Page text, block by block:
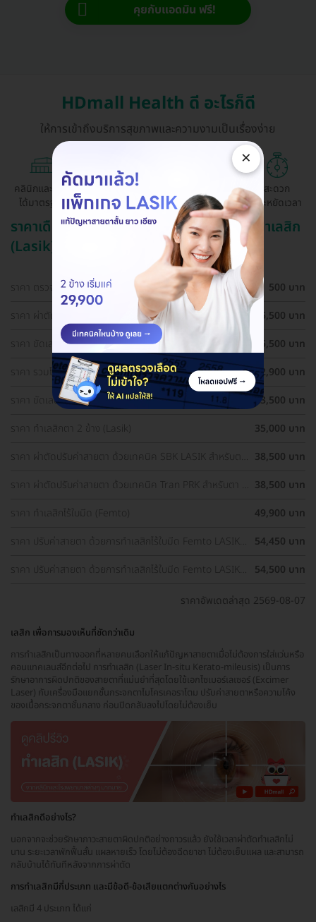
คุยกับแอดมิน ฟรี!
HDmall Health ดี อะไรก็ดี
ให้การเข้าถึงบริการสุขภาพและความงามเป็นเรื่องง่าย
คลินิกและ รพ.
ได้มาตรฐาน
ถูกกว่าจองตรง
ด้วยตัวเอง
สะดวก
ประหยัดเวลา
ราคาเดือน สิงหาคม ปี 2569 (2026) สำหรับ ทำเลสิก
(Lasik)
ราคา ตรวจตาก่อนทำเลสิก (LASIK)
500 บาท
ราคา ผ่าตัดปรับค่าสายตา ด้วยเทคนิค SBK LASIK สำหรับตา
25,500 บาท
ราคา ขัดเลนส์ตาด้วยเลเซอร์ เทคนิค PRK สำหรับตา 1 ข้าง
25,500 บาท
ราคา รวมโปรผ่าตัดแก้ไขสายตา ราคาดี ประเมินสายตา ฟรี!
32,900 บาท
ราคา ขัดเลนส์ตาด้วยเลเซอร์ เทคนิค PRK สำหรับตา 2 ข้าง
33,500 บาท
ราคา ทำเลสิกตา 2 ข้าง (Lasik)
35,000 บาท
ราคา ผ่าตัดปรับค่าสายตา ด้วยเทคนิค SBK LASIK สำหรับตา
38,500 บาท
ราคา ผ่าตัดปรับค่าสายตา ด้วยเทคนิค Tran PRK สำหรับตา 2
38,500 บาท
ราคา ทำเลสิกไร้ใบมีด (Femto)
49,900 บาท
ราคา ปรับค่าสายตา ด้วยการทำเลสิกไร้ใบมีด Femto LASIK 2
54,450 บาท
ราคา ปรับค่าสายตา ด้วยการทำเลสิกไร้ใบมีด Femto LASIK 2
54,500 บาท
ราคาอัพเดตล่าสุด 2569-08-07
เลสิก เพื่อการมองเห็นที่ชัดกว่าเดิม
การทำเลสิกเป็นทางออกที่หลายคนเลือกให้แก้ปัญหาสายตาเมื่อไม่ต้องการใส่แว่นหรือ
คอนแทคเลนส์อีกต่อไป การทำเลสิก (Laser In-situ Kerato-mileusis) เป็นการ
รักษาอาการผิดปกติของสายตาที่แม่นยำที่สุดโดยใช้เอกไซเมอร์เลเซอร์ (Excimer
Laser) กับเครื่องมือแยกชั้นกระจกตาไมโครเคอราโตม ปรับค่าสายตาหรือความโค้ง
ของเนื้อกระจกตาชั้นกลาง ก่อนปิดกลับลงไปโดยไม่ต้องเย็บ
ทำเลสิกดีอย่างไร?
นอกจากจะช่วยรักษาภาวะสายตาผิดปกติอย่างถาวรแล้ว ยังใช้เวลาผ่าตัดทำเลสิกไม่
นาน ระยะเวลาพักฟื้นสั้น แผลหายเร็ว โดยไม่ต้องฉีดยาชา ไม่ต้องเย็บแผล และสามารถ
กลับบ้านได้ทันทีหลังจากการผ่าตัด
การทำเลสิกมีกี่ประเภท และมีข้อดี-ข้อเสียแตกต่างกันอย่างไร
เลสิกมี 4 ประเภท ได้แก่
×